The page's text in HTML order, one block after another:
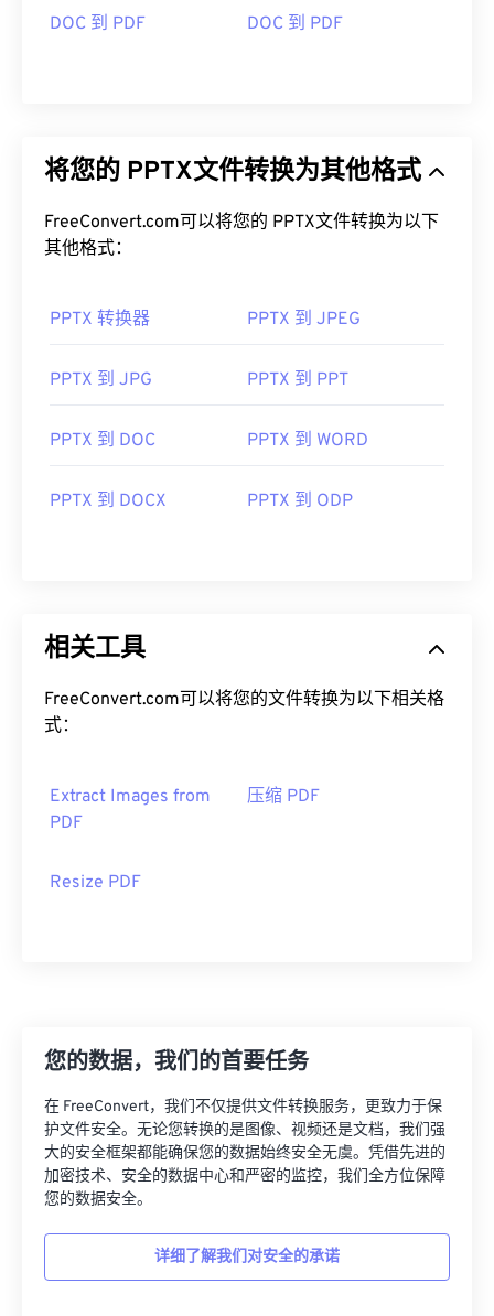
DOC 到 PDF DOC 到 PDF
将您的 PPTX文件转换为其他格式
FreeConvert.com可以将您的 PPTX文件转换为以下
其他格式：
PPTX 转换器 PPTX 到 JPEG
PPTX 到 JPG PPTX 到 PPT
PPTX 到 DOC PPTX 到 WORD
PPTX 到 DOCX PPTX 到 ODP
相关工具
FreeConvert.com可以将您的文件转换为以下相关格
式：
Extract Images from
PDF
压缩 PDF
Resize PDF
您的数据，我们的首要任务
在 FreeConvert，我们不仅提供文件转换服务，更致力于保
护文件安全。无论您转换的是图像、视频还是文档，我们强
大的安全框架都能确保您的数据始终安全无虞。凭借先进的
加密技术、安全的数据中心和严密的监控，我们全方位保障
您的数据安全。
详细了解我们对安全的承诺